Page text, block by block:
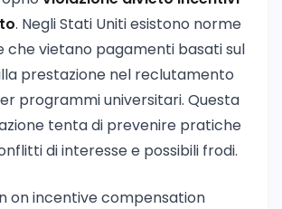
. Negli Stati Uniti esistono norme
che vietano pagamenti basati sul
prestazione nel reclutamento
programmi universitari. Questa
tenta di prevenire pratiche
di interesse e possibili frodi.
on incentive compensation